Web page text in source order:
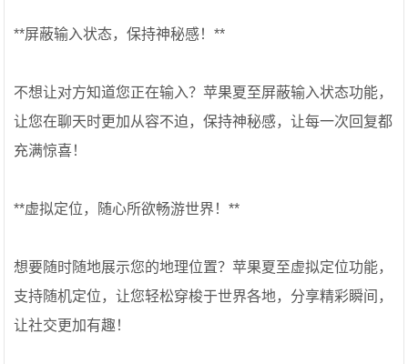
**屏蔽输入状态，保持神秘感！**
不想让对方知道您正在输入？苹果夏至屏蔽输入状态功能，
让您在聊天时更加从容不迫，保持神秘感，让每一次回复都
充满惊喜！
**虚拟定位，随心所欲畅游世界！**
想要随时随地展示您的地理位置？苹果夏至虚拟定位功能，
支持随机定位，让您轻松穿梭于世界各地，分享精彩瞬间，
让社交更加有趣！